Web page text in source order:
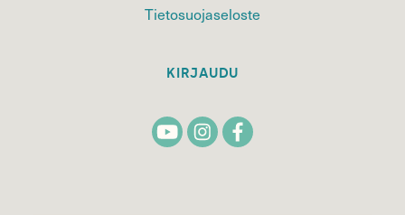
Tietosuojaseloste
KIRJAUDU